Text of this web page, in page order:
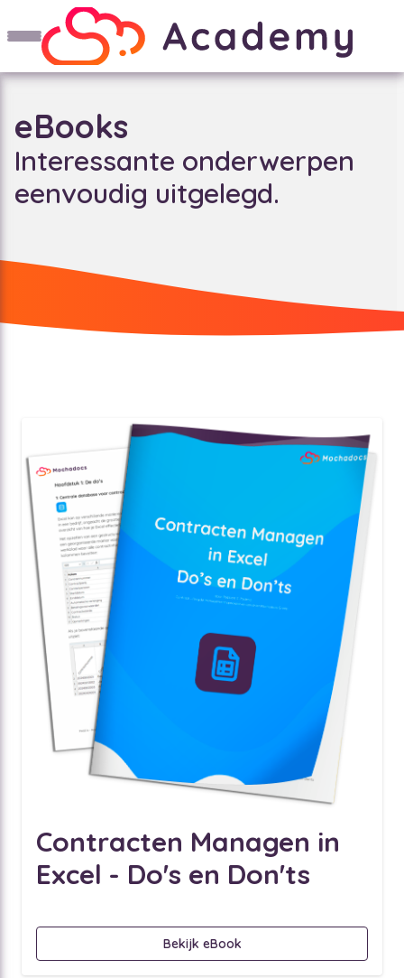
eBooks
Interessante onderwerpen
eenvoudig uitgelegd.
Contracten Managen in
Excel - Do's en Don'ts
Bekijk eBook